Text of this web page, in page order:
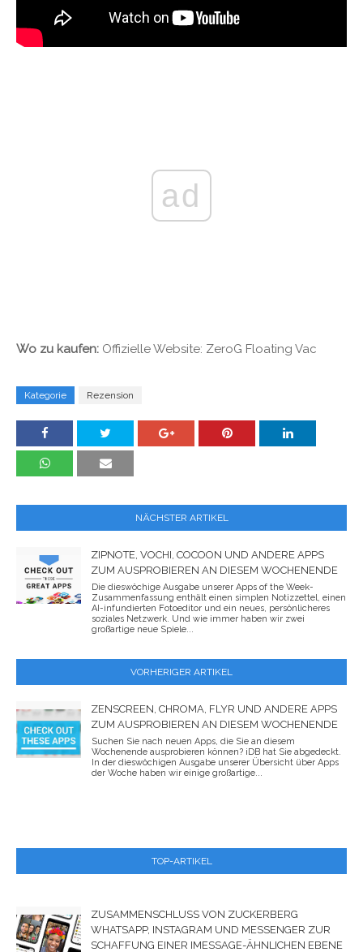
ad
Wo zu kaufen: Offizielle Website: ZeroG Floating Vac
Kategorie Rezension
NÄCHSTER ARTIKEL
ZIPNOTE, VOCHI, COCOON UND ANDERE APPS
ZUM AUSPROBIEREN AN DIESEM WOCHENENDE
Die dieswöchige Ausgabe unserer Apps of the Week-
Zusammenfassung enthält einen simplen Notizzettel, einen
AI-infundierten Fotoeditor und ein neues, persönlicheres
soziales Netzwerk. Und wie immer haben wir zwei
großartige neue Spiele...
VORHERIGER ARTIKEL
ZENSCREEN, CHROMA, FLYR UND ANDERE APPS
ZUM AUSPROBIEREN AN DIESEM WOCHENENDE
Suchen Sie nach neuen Apps, die Sie an diesem
Wochenende ausprobieren können? iDB hat Sie abgedeckt.
In der dieswöchigen Ausgabe unserer Übersicht über Apps
der Woche haben wir einige großartige...
TOP-ARTIKEL
ZUSAMMENSCHLUSS VON ZUCKERBERG
WHATSAPP, INSTAGRAM UND MESSENGER ZUR
SCHAFFUNG EINER IMESSAGE-ÄHNLICHEN EBENE